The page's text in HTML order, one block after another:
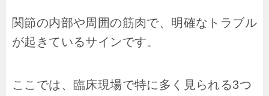
関節の内部や周囲の筋肉で、明確なトラブル
が起きているサインです。
ここでは、臨床現場で特に多く見られる3つ